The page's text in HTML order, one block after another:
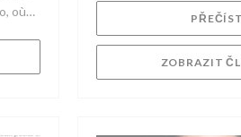
où
suiviV NOVÉM OKNĚ)) ZOBRAZIT